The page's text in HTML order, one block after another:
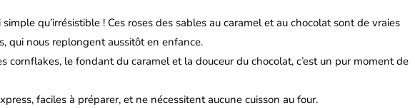
qu’irrésistible ! Ces roses des sables au caramel et au chocolat sont de vraies
qui nous replongent aussitôt en enfance.
cornflakes, le fondant du caramel et la douceur du chocolat, c’est un pur moment de
faciles à préparer, et ne nécessitent aucune cuisson au four.